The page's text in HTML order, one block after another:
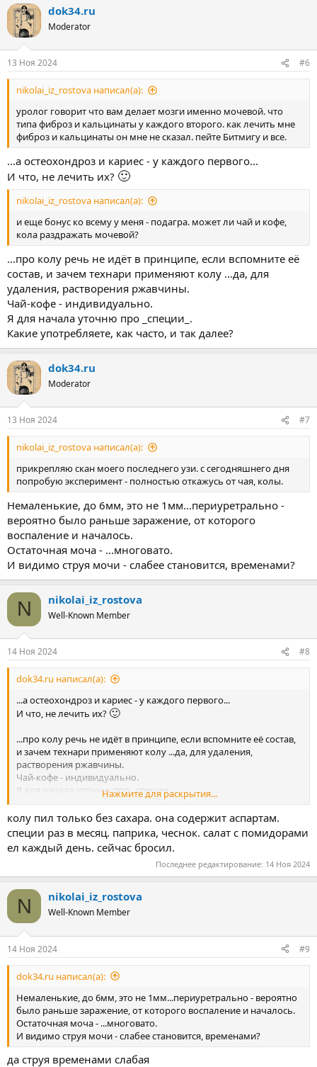
к
ц
и
dok34.ru
Moderator
13 Ноя 2024 #6
nikolai_iz_rostova написал(а):
уролог говорит что вам делает мозги именно мочевой. что
типа фиброз и кальцинаты у каждого второго. как лечить мне
фиброз и кальцинаты он мне не сказал. пейте Битмигу и все.
...а остеохондроз и кариес - у каждого первого...
И что, не лечить их? 🙂
nikolai_iz_rostova написал(а):
и еще бонус ко всему у меня - подагра. может ли чай и кофе,
кола раздражать мочевой?
...про колу речь не идёт в принципе, если вспомните её
состав, и зачем технари применяют колу ...да, для
удаления, растворения ржавчины.
Чай-кофе - индивидуально.
Я для начала уточню про _специи_.
Какие употребляете, как часто, и так далее?
dok34.ru
Moderator
13 Ноя 2024 #7
nikolai_iz_rostova написал(а):
прикрепляю скан моего последнего узи. с сегодняшнего дня
попробую эксперимент - полностью откажусь от чая, колы.
Немаленькие, до 6мм, это не 1мм...периуретрально -
вероятно было раньше заражение, от которого
воспаление и началось.
Остаточная моча - ...многовато.
И видимо струя мочи - слабее становится, временами?
N nikolai_iz_rostova
Well-Known Member
14 Ноя 2024 #8
dok34.ru написал(а):
...а остеохондроз и кариес - у каждого первого...
И что, не лечить их? 🙂
...про колу речь не идёт в принципе, если вспомните её состав,
и зачем технари применяют колу ...да, для удаления,
растворения ржавчины.
Чай-кофе - индивидуально.
Я для начала уточню про _специи_.
Какие употребляете, как часто, и так далее?
Нажмите для раскрытия...
колу пил только без сахара. она содержит аспартам.
специи раз в месяц. паприка, чеснок. салат с помидорами
ел каждый день. сейчас бросил.
Последнее редактирование: 14 Ноя 2024
N nikolai_iz_rostova
Well-Known Member
14 Ноя 2024 #9
dok34.ru написал(а):
Немаленькие, до 6мм, это не 1мм...периуретрально - вероятно
было раньше заражение, от которого воспаление и началось.
Остаточная моча - ...многовато.
И видимо струя мочи - слабее становится, временами?
да струя временами слабая